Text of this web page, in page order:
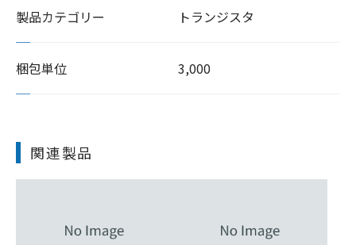
製品カテゴリー トランジスタ
梱包単位 3,000
関連製品